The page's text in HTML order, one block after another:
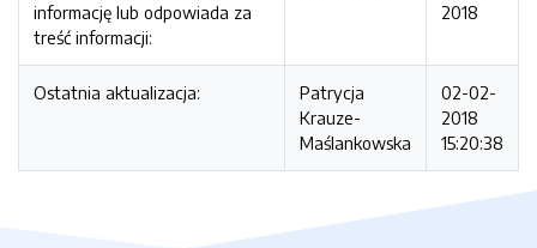
informację lub odpowiada za
treść informacji:
2018
Ostatnia aktualizacja:
Patrycja
Krauze-
Maślankowska
02-02-
2018
15:20:38